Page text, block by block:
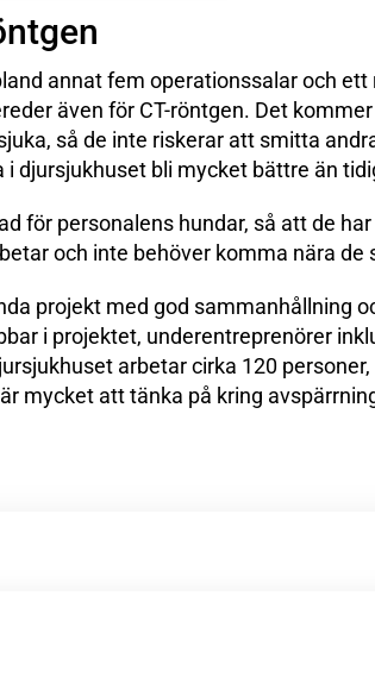
annat fem operationssalar och
även för CT-röntgen. Det
så de inte riskerar att smitta
djursjukhuset bli mycket bättre än
för personalens hundar, så att de
och inte behöver komma nära de
projekt med god sammanhållning
i projektet, underentreprenörer
arbetar cirka 120
mycket att tänka på kring